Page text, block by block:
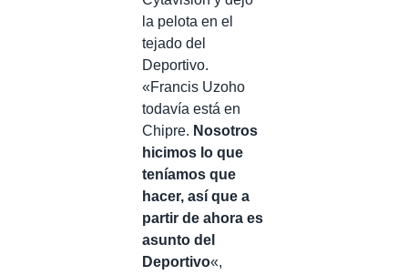
la pelota en el
tejado del
Deportivo.
«Francis Uzoho
todavía está en
Chipre. Nosotros
hicimos lo que
teníamos que
hacer, así que a
partir de ahora es
asunto del
Deportivo«,